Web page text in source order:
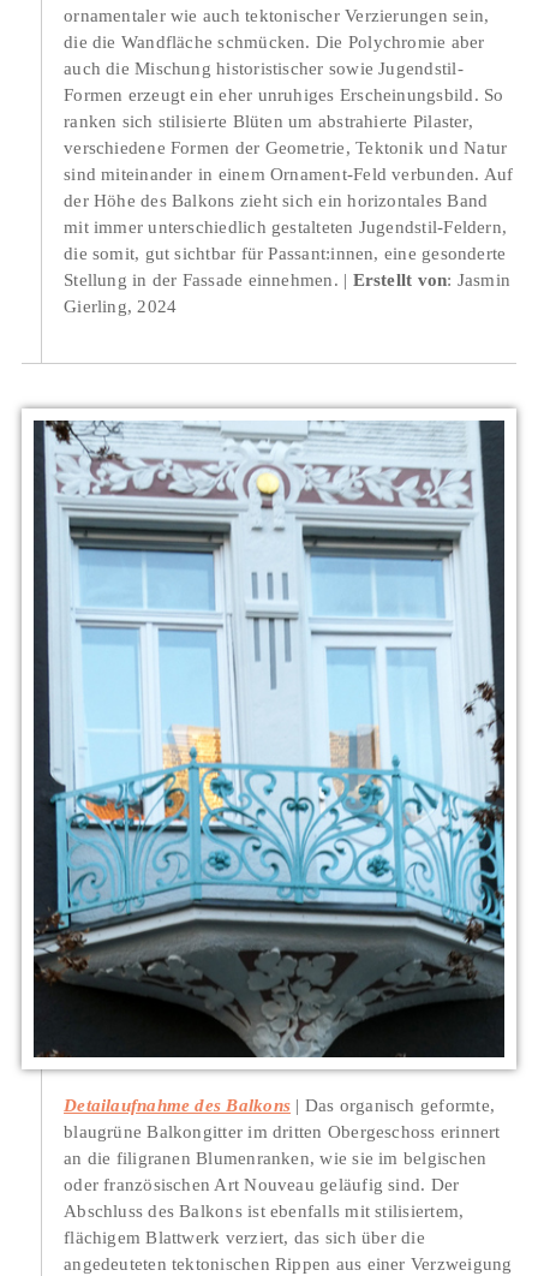
ornamentaler wie auch tektonischer Verzierungen sein,
die die Wandfläche schmücken. Die Polychromie aber
auch die Mischung historistischer sowie Jugendstil-
Formen erzeugt ein eher unruhiges Erscheinungsbild. So
ranken sich stilisierte Blüten um abstrahierte Pilaster,
verschiedene Formen der Geometrie, Tektonik und Natur
sind miteinander in einem Ornament-Feld verbunden. Auf
der Höhe des Balkons zieht sich ein horizontales Band
mit immer unterschiedlich gestalteten Jugendstil-Feldern,
die somit, gut sichtbar für Passant:innen, eine gesonderte
Stellung in der Fassade einnehmen.
Erstellt von: Jasmin
Gierling, 2024
Detailaufnahme des Balkons
Das organisch geformte,
blaugrüne Balkongitter im dritten Obergeschoss erinnert
an die filigranen Blumenranken, wie sie im belgischen
oder französischen Art Nouveau geläufig sind. Der
Abschluss des Balkons ist ebenfalls mit stilisiertem,
flächigem Blattwerk verziert, das sich über die
angedeuteten tektonischen Rippen aus einer Verzweigung